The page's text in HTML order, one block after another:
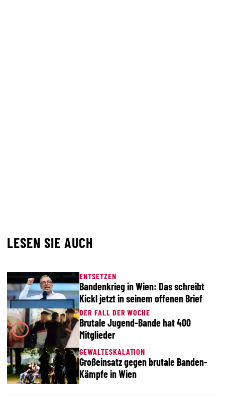
LESEN SIE AUCH
ENTSETZEN
Bandenkrieg in Wien: Das schreibt
Kickl jetzt in seinem offenen Brief
DER FALL DER WOCHE
Brutale Jugend-Bande hat 400
Mitglieder
GEWALTESKALATION
Großeinsatz gegen brutale Banden-
Kämpfe in Wien